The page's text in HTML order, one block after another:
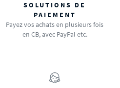
SOLUTIONS DE
PAIEMENT
Payez vos achats en plusieurs fois
en CB, avec PayPal etc.